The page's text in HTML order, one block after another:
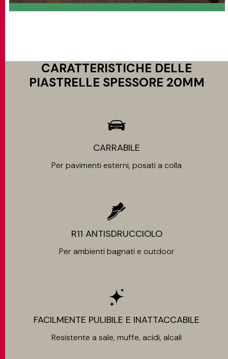
CARATTERISTICHE DELLE
PIASTRELLE SPESSORE 20MM
CARRABILE
Per pavimenti esterni, posati a colla
R11 ANTISDRUCCIOLO
Per ambienti bagnati e outdoor
FACILMENTE PULIBILE E INATTACCABILE
Resistente a sale, muffe, acidi, alcali